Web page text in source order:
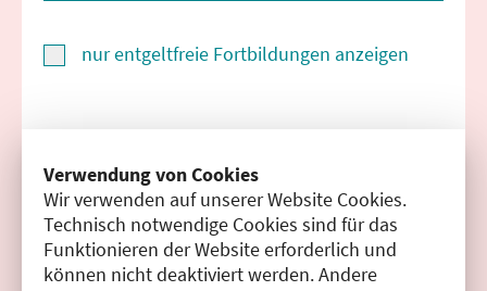
Verwendung von Cookies
Wir verwenden auf unserer Website Cookies.
Technisch notwendige Cookies sind für das
Funktionieren der Website erforderlich und
können nicht deaktiviert werden. Andere
nur entgeltfreie Fortbildungen anzeigen
Filter zurücksetzen
Ergebnisse drucken